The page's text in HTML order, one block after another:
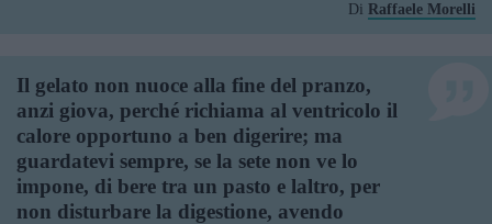
Di Raffaele Morelli
Il gelato non nuoce alla fine del pranzo,
anzi giova, perché richiama al ventricolo il
calore opportuno a ben digerire; ma
guardatevi sempre, se la sete non ve lo
impone, di bere tra un pasto e laltro, per
non disturbare la digestione, avendo